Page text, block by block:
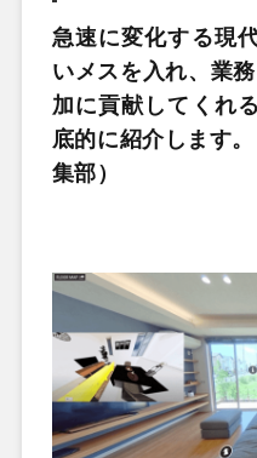
急速に変化する現
いメスを入れ、業
加に貢献してくれ
底的に紹介します
集部）